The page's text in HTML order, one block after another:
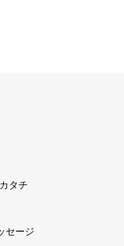
タチ
セージ